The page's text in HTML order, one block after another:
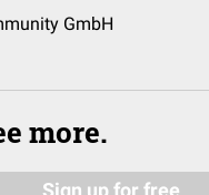
GmbH
more.
Sign up for free